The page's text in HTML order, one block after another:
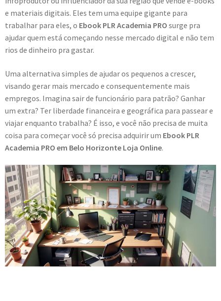
e materiais digitais. Eles tem uma equipe gigante para
trabalhar para eles, o Ebook PLR Academia PRO surge pra
ajudar quem está começando nesse mercado digital e não tem
rios de dinheiro pra gastar.
Uma alternativa simples de ajudar os pequenos a crescer,
visando gerar mais mercado e consequentemente mais
empregos. Imagina sair de funcionário para patrão? Ganhar
um extra? Ter liberdade financeira e geográfica para passear e
viajar enquanto trabalha? É isso, e você não precisa de muita
coisa para começar você só precisa adquirir um Ebook PLR
Academia PRO em Belo Horizonte Loja Online.